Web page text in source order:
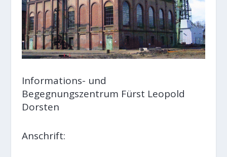
Informations- und
Begegnungszentrum Fürst Leopold
Dorsten
Anschrift: